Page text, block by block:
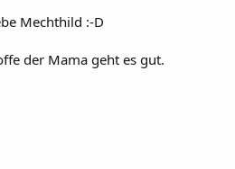
Mechthild :-D
der Mama geht es gut.